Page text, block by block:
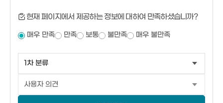
현재 페이지에서 제공하는 정보에 대하여 만족하셨습니까?
매우 만족 만족 보통 불만족 매우 불만족